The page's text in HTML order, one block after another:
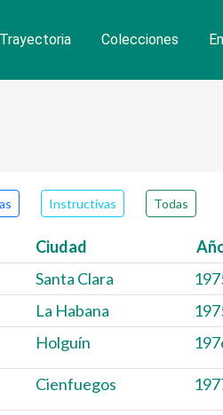
Trayectoria Colecciones
Instructivas Todas
Ciudad
Santa Clara
La Habana
Holguín
Cienfuegos